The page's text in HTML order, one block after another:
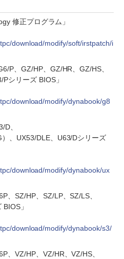
修正プログラム」
download/modify/soft/irstpatch/i
P、GZ/HP、GZ/HR、GZ/HS、
シリーズ BIOS」
download/modify/dynabook/g8
D、
、UX53/DLE、U63/Dシリーズ
download/modify/dynabook/ux
、SZ/HP、SZ/LP、SZ/LS、
」
download/modify/dynabook/s3/
、VZ/HP、VZ/HR、VZ/HS、